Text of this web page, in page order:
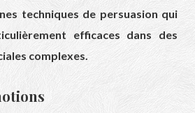
techniques de persuasion qui
efficaces dans des
complexes.